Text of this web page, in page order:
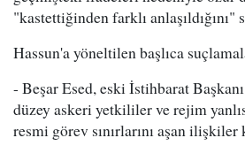
"kastettiğinden farklı anlaşıldığını"
Hassun'a yöneltilen başlıca
- Beşar Esed, eski İstihbarat
düzey askeri yetkililer ve rejim
resmi görev sınırlarını aşan ilişkiler